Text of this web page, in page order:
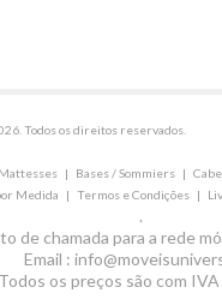
Todos os direitos reservados.
| Bases / Sommiers|
Medida | Termos e Condições|
.
chamada para a rede
Email :
Todos os preços são com